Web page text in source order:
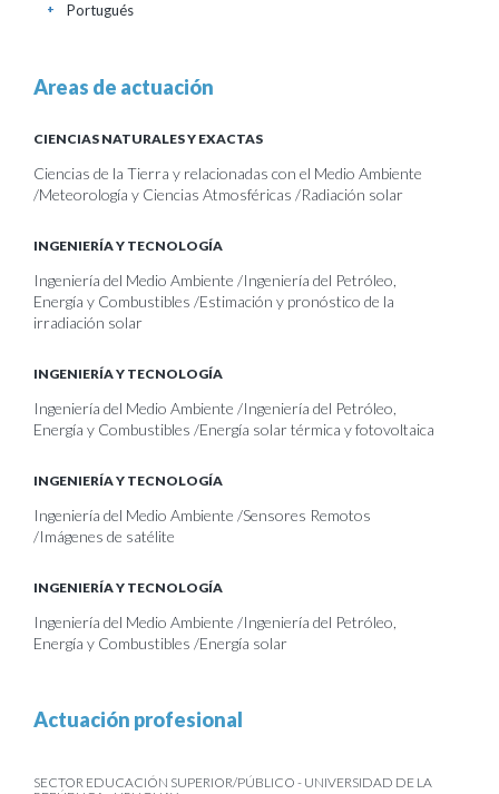
Portugués
+
Areas de actuación
CIENCIAS NATURALES Y EXACTAS
Ciencias de la Tierra y relacionadas con el Medio Ambiente
/Meteorología y Ciencias Atmosféricas /Radiación solar
INGENIERÍA Y TECNOLOGÍA
Ingeniería del Medio Ambiente /Ingeniería del Petróleo,
Energía y Combustibles /Estimación y pronóstico de la
irradiación solar
INGENIERÍA Y TECNOLOGÍA
Ingeniería del Medio Ambiente /Ingeniería del Petróleo,
Energía y Combustibles /Energía solar térmica y fotovoltaica
INGENIERÍA Y TECNOLOGÍA
Ingeniería del Medio Ambiente /Sensores Remotos
/Imágenes de satélite
INGENIERÍA Y TECNOLOGÍA
Ingeniería del Medio Ambiente /Ingeniería del Petróleo,
Energía y Combustibles /Energía solar
Actuación profesional
SECTOR EDUCACIÓN SUPERIOR/PÚBLICO - UNIVERSIDAD DE LA